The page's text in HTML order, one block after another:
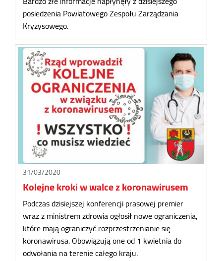
posiedzenia Powiatowego Zespołu Zarządzania
Kryzysowego.
31/03/2020
Kolejne kroki w walce z koronawirusem
Podczas dzisiejszej konferencji prasowej premier
wraz z ministrem zdrowia ogłosił nowe ograniczenia,
które mają ograniczyć rozprzestrzenianie się
koronawirusa. Obowiązują one od 1 kwietnia do
odwołania na terenie całego kraju.